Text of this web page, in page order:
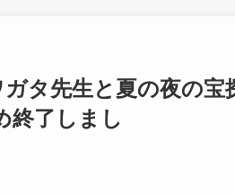
タ先生と夏の夜の宝
しまし